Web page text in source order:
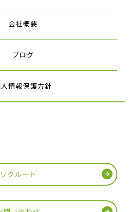
会社概要
ブログ
情報保護方針
リクルート